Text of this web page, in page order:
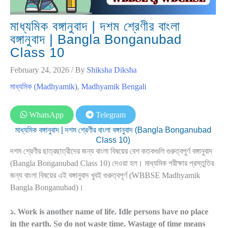
মাধ্যমিক বঙ্গানুবাদ | দশম শ্রেণীর বাংলা
বঙ্গানুবাদ | Bangla Bonganubad
Class 10
February 24, 2026 / By Shiksha Diksha
মাধ্যমিক (Madhyamik), Madhyamik Bengali
WhatsApp
Telegram
মাধ্যমিক বঙ্গানুবাদ | দশম শ্রেণীর বাংলা বঙ্গানুবাদ (Bangla Bonganubad
Class 10)
দশম শ্রেণীর ছাত্রছাত্রীদের জন্য বাংলা বিষয়ের বেশ কতকগুলি গুরুত্বপুর্ণ বঙ্গানুবাদ
(Bangla Bonganubad Class 10) দেওয়া হল। মাধ্যমিক পরীক্ষার প্রস্তুতির
জন্য বাংলা বিষয়ের এই বঙ্গানুবাদ খুবই গুরুত্বপূর্ণ (WBBSE Madhyamik
Bangla Bonganubad)।
১. Work is another name of life. Idle persons have no place
in the earth. So do not waste time. Wastage of time means